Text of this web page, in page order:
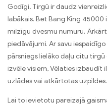
Godīgi, Tirgū ir daudz
labākais. Bet Bang King 45000
milzīgu dvesmu numuru,
piedāvājumi. Ar savu iespaidīgo
pārsniegs lielāko daļu citu
izvēle visiem, Vēlaties izbaudīt
uzlādes vai atkārtotas uzpildes.
Lai to ievietotu pareizajā